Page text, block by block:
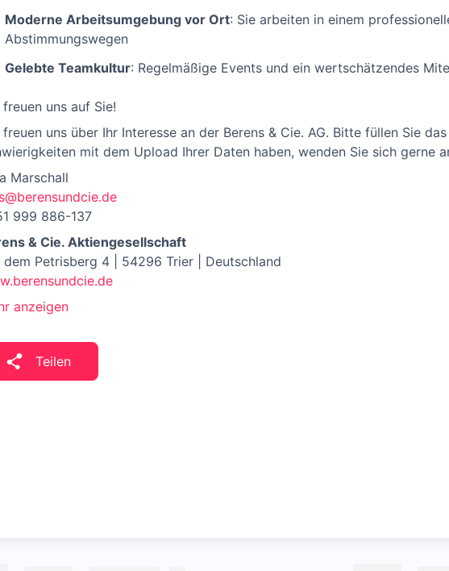
Moderne Arbeitsumgebung vor Ort: Sie arbeiten in einem
Abstimmungswegen
Gelebte Teamkultur: Regelmäßige Events und ein wertschätzendes
uns auf Sie!
freuen uns über Ihr Interesse an der Berens & Cie. AG. Bitte füllen Sie
mit dem Upload Ihrer Daten haben, wenden Sie sich gerne
Marschall
999 886-137
& Cie. Aktiengesellschaft
dem Petrisberg 4 | 54296 Trier | Deutschland
anzeigen
Teilen